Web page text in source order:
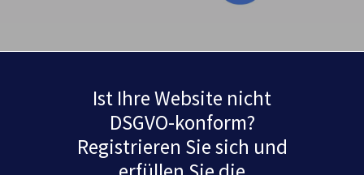
Ist Ihre Website nicht
DSGVO-konform?
Registrieren Sie sich und